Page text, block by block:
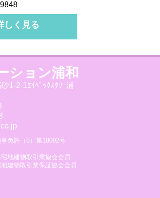
しく見る
ション浦和
1-2-1ｴｲﾍﾟｯｸｽﾀﾜｰ浦
免許（6）第18092号
地建物取引業協会会員
建物取引業保証協会会員